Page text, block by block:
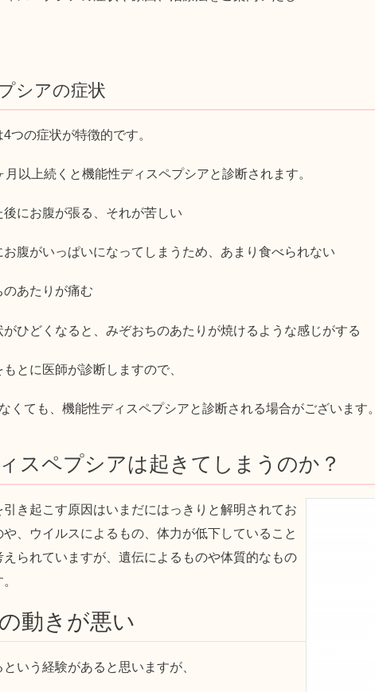
シアの症状
つの症状が特徴的です。
以上続くと機能性ディスペプシアと診断されます。
後にお腹が張る、それが苦しい
お腹がいっぱいになってしまうため、あまり食べられない
のあたりが痛む
がひどくなると、みぞおちのあたりが焼けるような感じがする
とに医師が診断しますので、
くても、機能性ディスペプシアと診断される場合がございます。
スペプシアは起きてしまうのか？
き起こす原因はいまだにはっきりと解明されてお
、ウイルスによるもの、体力が低下していること
られていますが、遺伝によるものや体質的なもの
動きが悪い
いう経験があると思いますが、